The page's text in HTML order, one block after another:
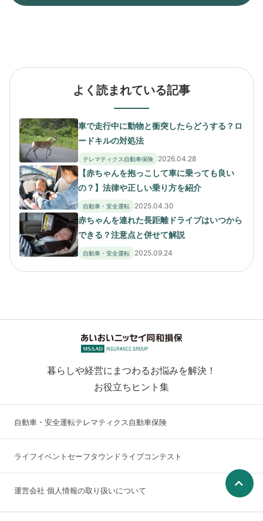
よく読まれている記事
車で走行中に動物と衝突したらどうする？ロ
ードキルの対処法
テレマティクス自動車保険 2026.04.28
【赤ちゃんを抱っこして車に乗っても良い
の？】法律や正しい乗り方を紹介
自動車・安全運転 2025.04.30
赤ちゃんを連れた長距離ドライブはいつから
できる？注意点と併せて解説
自動車・安全運転 2025.09.24
暮らしや経営にまつわるお悩みを解決！
お役立ちヒント集
自動車・安全運転テレマティクス自動車保険
ライフイベント セーフタウンドライブコンテスト
運営会社 個人情報の取り扱いについて